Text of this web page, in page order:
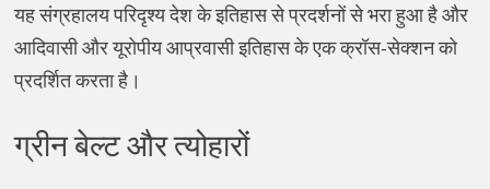
यह संग्रहालय परिदृश्य देश के इतिहास से प्रदर्शनों से भरा हुआ है और
आदिवासी और यूरोपीय आप्रवासी इतिहास के एक क्रॉस-सेक्शन को
प्रदर्शित करता है।
ग्रीन बेल्ट और त्योहारों